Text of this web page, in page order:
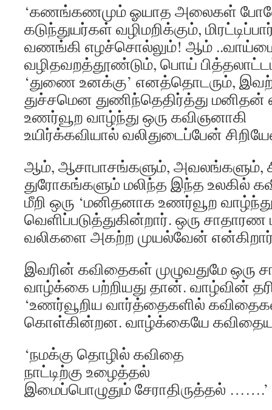
‘கணங்கணமும் ஓயாத அலைகள்
கடுந்துயர்கள் வழிமறிக்கும்,
வணங்கி எழச்சொல்லும்! ஆம் ..வாய்மை
வழிதவறத்தூண்டும், பொய்
‘துணை உனக்கு’ எனத்தொடரும்,
துச்சமென துணிந்தெதிர்த்து
உணர்வூற வாழ்ந்து ஒரு கவிஞனாகி
உயிர்க்கவியால் வலிதுடைப்பேன்
ஆம், ஆசாபாசங்களும்,
துரோகங்களும் மலிந்த இந்த உலகில்
மீறி ஒரு ‘மனிதனாக உணர்வூற
வெளிப்படுத்துகின்றார். ஒரு
வலிகளை அகற்ற முயல்வேன்
இவரின் கவிதைகள் முழுவதுமே ஒரு
வாழ்க்கை பற்றியது தான். வாழ்வின்
‘உணர்வூறிய வார்த்தைகளில்
கொள்கின்றன. வாழ்க்கையே
‘நமக்கு தொழில் கவிதை
நாட்டிற்கு உழைத்தல்
இமைப்பொழுதும் சேராதிருத்தல் …….’